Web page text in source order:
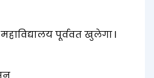
पूर्ववत खुलेगा l